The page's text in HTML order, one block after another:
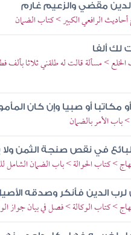
مقضي والزعيم غارم
الرافعي الكبير > كتاب الضمان
لك ألفا
الخلع > مسألة قالت له طلقني ثلاثا
مكاتبا أو صبيا وإن كان
باب الأمر بالضمان
في نقص صنجة الثمن ولا
> كتاب الحوالة > باب الضمان
لرب الدين فأنكر وصدقه
> كتاب الوكالة > فصل في بيان جواز